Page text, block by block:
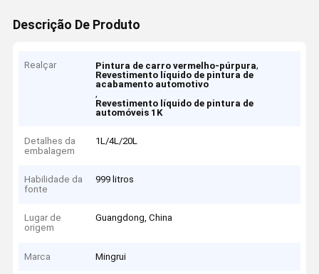
Descrição De Produto
Realçar Pintura de carro vermelho-púrpura,
Revestimento líquido de pintura de
acabamento automotivo
,
Revestimento líquido de pintura de
automóveis 1K
Detalhes da
embalagem
1L/4L/20L
Habilidade da
fonte
999 litros
Lugar de
origem
Guangdong, China
Marca Mingrui